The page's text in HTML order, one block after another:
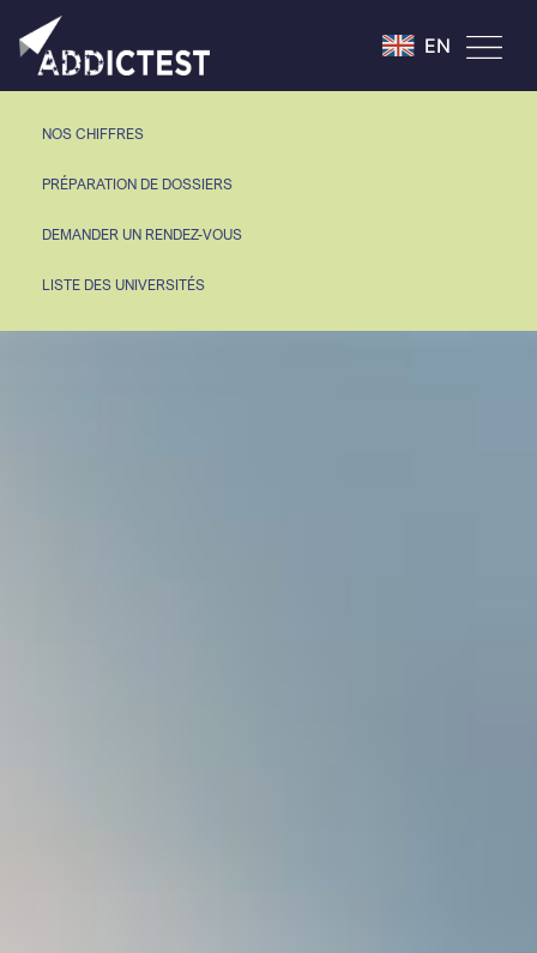
EN
NOS CHIFFRES
PRÉPARATION DE DOSSIERS
DEMANDER UN RENDEZ-VOUS
LISTE DES UNIVERSITÉS